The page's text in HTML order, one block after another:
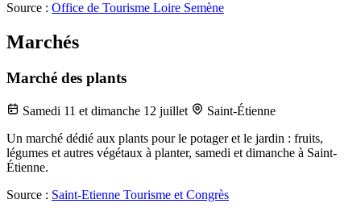
Source : Office de Tourisme Loire Semène
Marchés
Marché des plants
Samedi 11 et dimanche 12 juillet
Saint-Étienne
Un marché dédié aux plants pour le potager et le jardin : fruits,
légumes et autres végétaux à planter, samedi et dimanche à Saint-
Étienne.
Source : Saint-Etienne Tourisme et Congrès